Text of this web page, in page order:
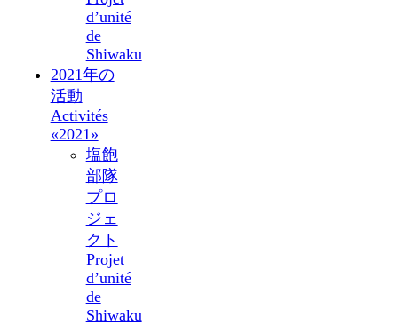
d’unité
de
Shiwaku
2021年の
活動
Activités
«2021»
塩飽
部隊
プロ
ジェ
クト
Projet
d’unité
de
Shiwaku